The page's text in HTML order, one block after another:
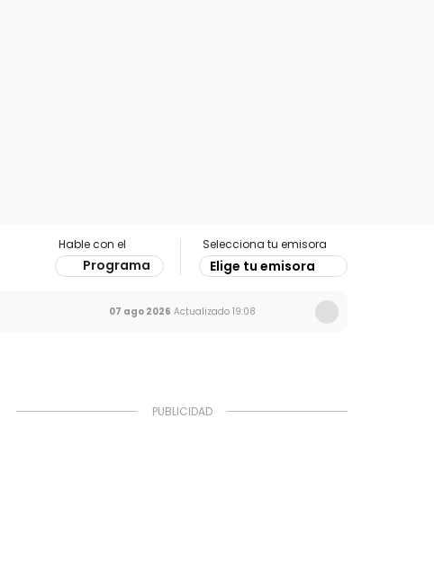
Hable con el
Programa
Selecciona tu emisora
Elige tu emisora
07 ago 2026 Actualizado 19:08